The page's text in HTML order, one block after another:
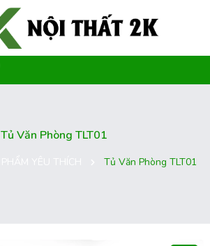
Tủ Văn Phòng TLT01
Tủ Văn Phòng TLT01